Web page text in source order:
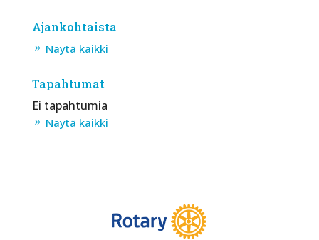
Ajankohtaista
Näytä kaikki
Tapahtumat
Ei tapahtumia
Näytä kaikki